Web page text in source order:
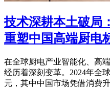
技术深耕本土破局
重塑中国高端厨电
在全球厨电产业智能化、高
经历着深刻变革。2024年全
元，其中中国市场凭借消费